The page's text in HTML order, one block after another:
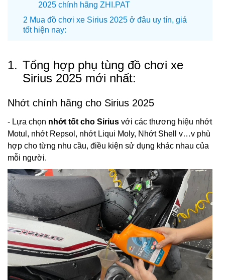
2025 chính hãng ZHI.PAT
Mua đồ chơi xe Sirius 2025 ở đâu uy tín, giá
tốt hiện nay:
1. Tổng hợp phụ tùng đồ chơi xe
Sirius 2025 mới nhất:
Nhớt chính hãng cho Sirius 2025
- Lựa chọn nhớt tốt cho Sirius với các thương hiệu nhớt
Motul, nhớt Repsol, nhớt Liqui Moly, Nhớt Shell v…v phù
hợp cho từng nhu cầu, điều kiện sử dụng khác nhau của
mỗi người.